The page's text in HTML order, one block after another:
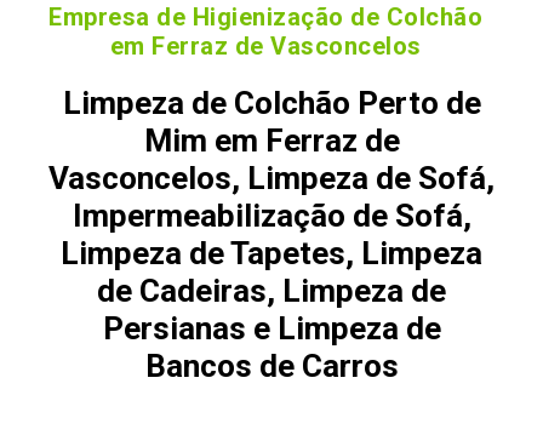
Empresa de Higienização de Colchão
em Ferraz de Vasconcelos
Limpeza de Colchão Perto de
Mim em Ferraz de
Vasconcelos, Limpeza de Sofá,
Impermeabilização de Sofá,
Limpeza de Tapetes, Limpeza
de Cadeiras, Limpeza de
Persianas e Limpeza de
Bancos de Carros